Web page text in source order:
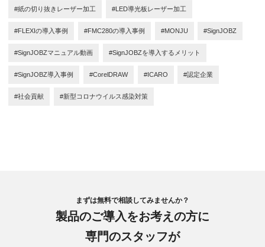
#紙の切り抜きレーザー加工 #LED導光板レーザー加工
#FLEXIの導入事例 #FMC280の導入事例 #MONJU #SignJOBZ
#SignJOBZマニュアル動画 #SignJOBZを導入するメリット
#SignJOBZ導入事例 #CorelDRAW #ICARO #認定企業
#社会貢献 #新型コロナウイルス感染対策
まずは無料で相談してみませんか？
製品のご導入をお考えの方に
専門のスタッフが